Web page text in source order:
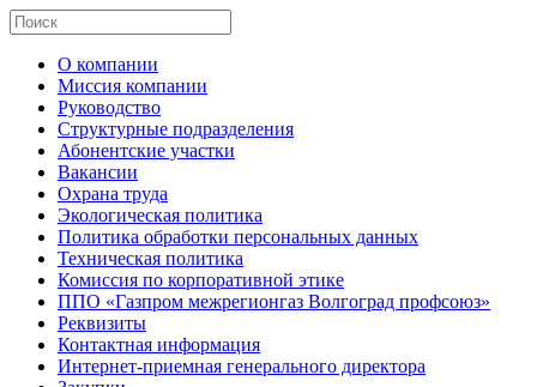
О компании
Миссия компании
Руководство
Структурные подразделения
Абонентские участки
Вакансии
Охрана труда
Экологическая политика
Политика обработки персональных данных
Техническая политика
Комиссия по корпоративной этике
ППО «Газпром межрегионгаз Волгоград профсоюз»
Реквизиты
Контактная информация
Интернет-приемная генерального директора